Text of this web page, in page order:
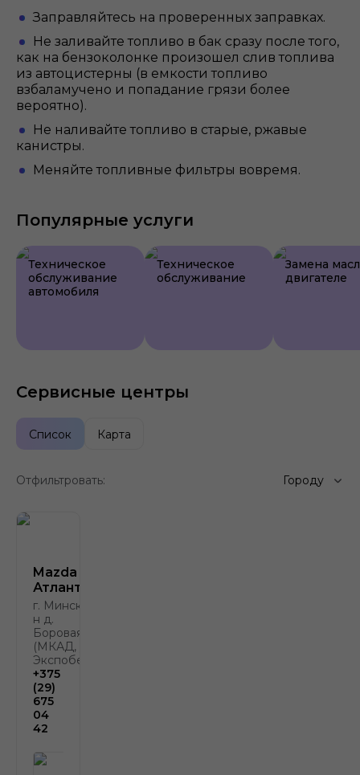
Заправляйтесь на проверенных заправках.
Не заливайте топливо в бак сразу после того,
как на бензоколонке произошел слив топлива
из автоцистерны (в емкости топливо
взбаламучено и попадание грязи более
вероятно).
Не наливайте топливо в старые, ржавые
канистры.
Меняйте топливные фильтры вовремя.
Популярные услуги
Техническое
обслуживание
автомобиля
Техническое
обслуживание
Замена
двигателе
Сервисные центры
Список Карта
Отфильтровать: Городу
Mazda
Атлант-М
г. Минск, р-
н д.
Боровая, 2
(МКАД, у
Экспобела)
+375
(29)
675
04
42